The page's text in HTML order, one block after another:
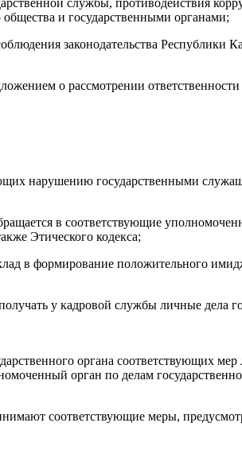
и государственными органами;
законодательства Республики
о рассмотрении
нарушению государственными
в соответствующие
Этического кодекса;
в формирование положительного
у кадровой службы личные дела
органа соответствующих
орган по делам
соответствующие меры,